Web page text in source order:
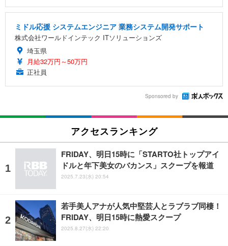
ミドル応援 システムエンジニア 業務システム開発サポート
株式会社ワールドインテック ITソリューションズ
埼玉県
月給32万円～50万円
正社員
Sponsored by
アクセスランキング
FRIDAY、明日15時に「STARTO社トップアイ
ドルと年下美女のバカンス」スクープを報道
2025.7.23(水) 20:54
若手美人アナが人気中堅芸人とラブラブ同棲！
FRIDAY、明日15時に熱愛スクープ
2025.8.27(水) 22:20